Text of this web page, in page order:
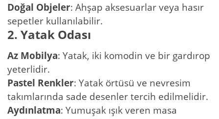
Doğal Objeler: Ahşap aksesuarlar veya hasır
sepetler kullanılabilir.
2. Yatak Odası
Az Mobilya: Yatak, iki komodin ve bir gardırop
yeterlidir.
Pastel Renkler: Yatak örtüsü ve nevresim
takımlarında sade desenler tercih edilmelidir.
Aydınlatma: Yumuşak ışık veren masa